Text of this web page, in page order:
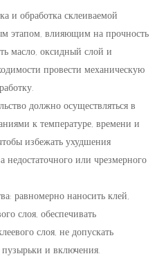
и обработка склеиваемой
этапом, влияющим на прочность
масло, оксидный слой и
провести механическую
должно осуществляться в
к температуре, времени и
избежать ухудшения
недостаточного или чрезмерного
равномерно наносить клей,
слоя, обеспечивать
слоя, не допускать
пузырьки и включения.